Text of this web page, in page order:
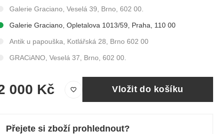
Galerie Graciano, Veselá 39, Brno, 602 00.
Galerie Graciano, Opletalova 1013/59, Praha, 110 00
Antik u papouška, Kotlářská 28, Brno 602 00
GRACiANO, Veselá 37, Brno, 602 00.
000 Kč Vložit do košíku
Přejete si zboží prohlednout?